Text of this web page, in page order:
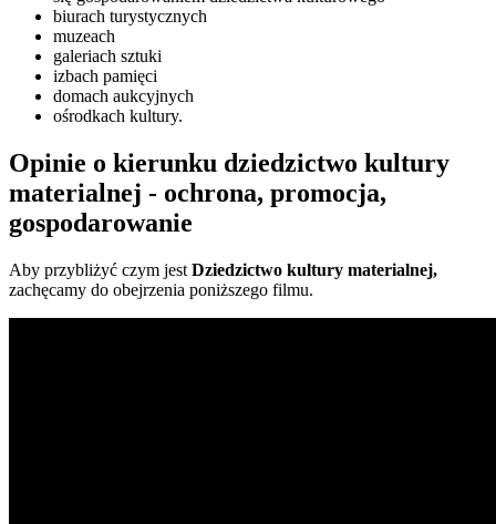
biurach turystycznych
muzeach
galeriach sztuki
izbach pamięci
domach aukcyjnych
ośrodkach kultury.
Opinie o kierunku dziedzictwo kultury
materialnej - ochrona, promocja,
gospodarowanie
Aby przybliżyć czym jest Dziedzictwo kultury materialnej,
zachęcamy do obejrzenia poniższego filmu.